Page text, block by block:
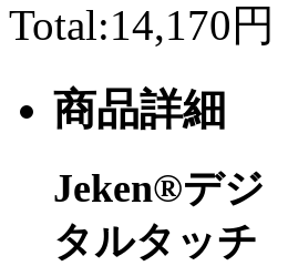
Total:14,170円
商品詳細
Jeken®デジ
タルタッチ